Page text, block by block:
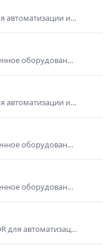
K-614-14 — изделие MARTOR для автоматизации и промышленной электроники. Качественное исполнение, стабильные параметры, долговечность. Используется в системах управления, контрольном оборудовании, промышленных комплексах. Проверено в условиях промышленной эксплуатации, рекомендовано для ответственных применений.
K-614-13 от MARTOR — качественное оборудование для промышленных систем и технологических процессов. Надежная работа в широком диапазоне условий, простота интеграции, совместимость со стандартным оборудованием. Применяется в производственной автоматике, системах мониторинга и управления. Гарантия производителя, техническая поддержка.
K-614-12 — изделие MARTOR для автоматизации и промышленной электроники. Качественное исполнение, стабильные параметры, долговечность. Используется в системах управления, контрольном оборудовании, промышленных комплексах. Проверено в условиях промышленной эксплуатации, рекомендовано для ответственных применений.
K-614-11 от MARTOR — качественное оборудование для промышленных систем и технологических процессов. Надежная работа в широком диапазоне условий, простота интеграции, совместимость со стандартным оборудованием. Применяется в производственной автоматике, системах мониторинга и управления. Гарантия производителя, техническая поддержка.
K-614-10 от MARTOR — качественное оборудование для промышленных систем и технологических процессов. Надежная работа в широком диапазоне условий, простота интеграции, совместимость со стандартным оборудованием. Применяется в производственной автоматике, системах мониторинга и управления. Гарантия производителя, техническая поддержка.
K-420BLADES — изделие MARTOR для автоматизации и промышленной электроники. Качественное исполнение, стабильные параметры, долговечность. Используется в системах управления, контрольном оборудовании, промышленных комплексах. Проверено в условиях промышленной эксплуатации, рекомендовано для ответственных применений.